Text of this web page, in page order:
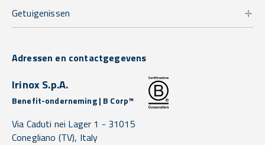
Getuigenissen
Adressen en contactgegevens
Irinox S.p.A.
Benefit-onderneming | B Corp™
Via Caduti nei Lager 1 - 31015
Conegliano (TV), Italy